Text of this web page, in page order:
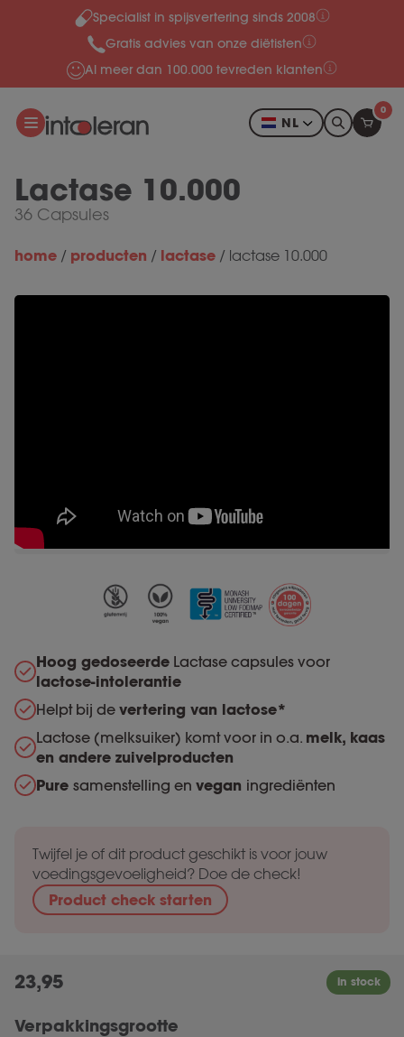
Meteen naar de content
Specialist in spijsvertering sinds 2008
Gratis advies van onze diëtisten
Al meer dan 100.000 tevreden klanten
NL
0
Lactase 10.000
36 Capsules
home / producten / lactase / lactase 10.000
Hoog gedoseerde Lactase capsules voor
lactose-intolerantie
Helpt bij de vertering van lactose*
Lactose (melksuiker) komt voor in o.a. melk, kaas
en andere zuivelproducten
Pure samenstelling en vegan ingrediënten
Twijfel je of dit product geschikt is voor jouw
voedingsgevoeligheid? Doe de check!
Product check starten
Verpakkingsgrootte
23,95